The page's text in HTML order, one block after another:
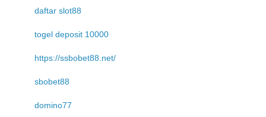
daftar slot88
togel deposit 10000
https://ssbobet88.net/
sbobet88
domino77